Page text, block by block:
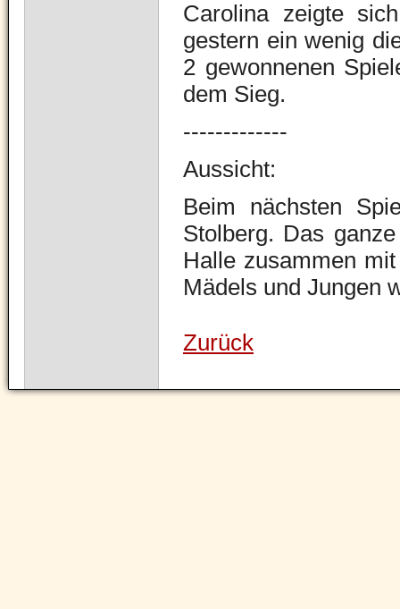
Carolina zeigte
gestern ein wenig
2 gewonnenen
dem Sieg.
-------------
Aussicht:
Beim nächsten
Stolberg. Das
Halle zusammen
Mädels und Jungen
Zurück
Navigation